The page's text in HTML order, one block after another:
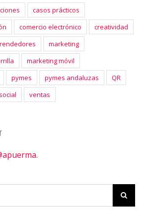
casos prácticos
comercio electrónico
creatividad
marketing
marketing móvil
pymes pymes andaluzas
QR
ventas